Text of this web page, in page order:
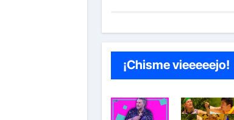
¡Chisme vieeeeejo!